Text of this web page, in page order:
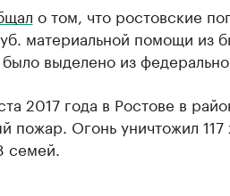
о том, что ростовские
материальной помощи из
выделено из
2017 года в Ростове в
пожар. Огонь уничтожил
семей.